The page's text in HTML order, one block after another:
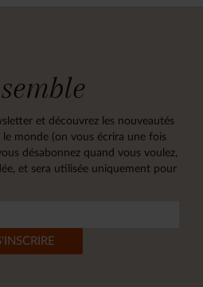
et découvrez les nouveautés
monde (on vous écrira une fois
désabonnez quand vous voulez,
et sera utilisée uniquement pour